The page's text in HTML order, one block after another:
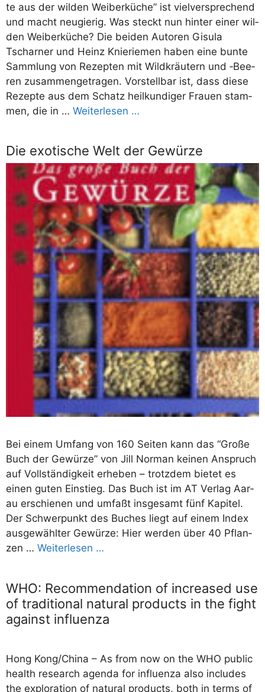
te aus der wil­den Wei­ber­kü­che” ist viel­ver­spre­chend
und macht neu­gie­rig. Was steckt nun hin­ter einer wil­
den Wei­ber­kü­che? Die bei­den Autoren Gisu­la
Tscharner und Heinz Knie­rie­men haben eine bun­te
Samm­lung von Rezep­ten mit Wild­kräu­tern und ‑Bee­
ren zusam­men­ge­tra­gen. Vor­stell­bar ist, dass die­se
Rezep­te aus dem Schatz heil­kun­di­ger Frau­en stam­
men, die in … Wei­ter­le­sen …
Die exotische Welt der Gewürze
Bei einem Umfang von 160 Sei­ten kann das “Gro­ße
Buch der Gewür­ze” von Jill Nor­man kei­nen Anspruch
auf Voll­stän­dig­keit erhe­ben – trotz­dem bie­tet es
einen guten Ein­stieg. Das Buch ist im AT Ver­lag Aar­
au erschie­nen und umfaßt ins­ge­samt fünf Kapi­tel.
Der Schwer­punkt des Buches liegt auf einem Index
aus­ge­wähl­ter Gewür­ze: Hier wer­den über 40 Pflan­
zen … Wei­ter­le­sen …
WHO: Recommendation of increased use
of traditional natural products in the fight
against influenza
Hong Kong/​​China – As from now on the WHO public
health rese­arch agen­da for influ­en­za also includes
the explo­ra­ti­on of natu­ral pro­ducts, both in terms of